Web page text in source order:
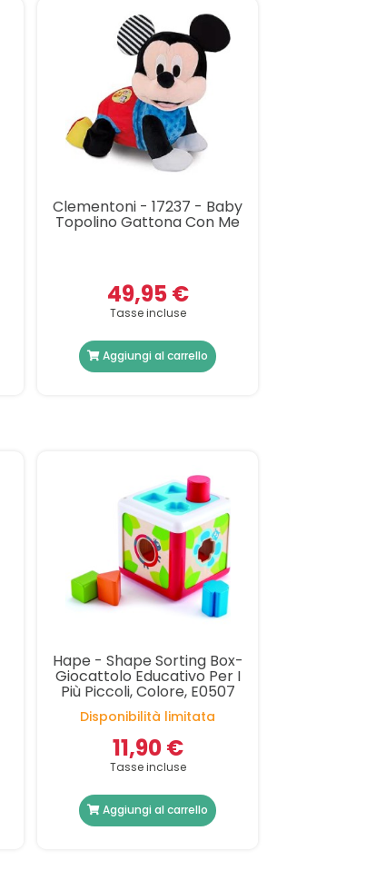
Clementoni - 17237 - Baby
Topolino Gattona Con Me
49,95 €
Tasse incluse
Aggiungi al carrello
Hape - Shape Sorting Box-
Giocattolo Educativo Per I
Più Piccoli, Colore, E0507
Disponibilità limitata
11,90 €
Tasse incluse
Aggiungi al carrello